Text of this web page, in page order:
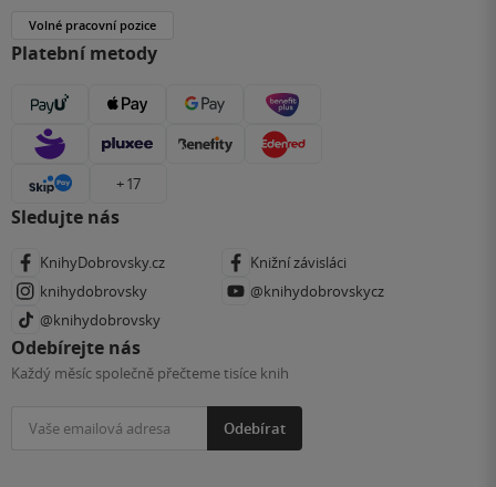
Volné pracovní pozice
Platební metody
+ 17
Sledujte nás
KnihyDobrovsky.cz
Knižní závisláci
knihydobrovsky
@knihydobrovskycz
@knihydobrovsky
Odebírejte nás
Každý měsíc společně přečteme tisíce knih
Odebírat